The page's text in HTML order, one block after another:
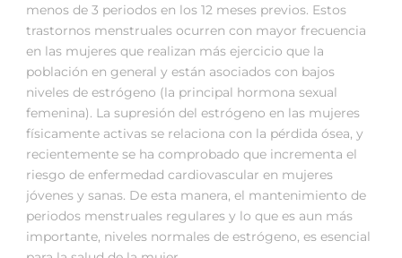
menos de 3 periodos en los 12 meses previos. Estos
trastornos menstruales ocurren con mayor frecuencia
en las mujeres que realizan más ejercicio que la
población en general y están asociados con bajos
niveles de estrógeno (la principal hormona sexual
femenina). La supresión del estrógeno en las mujeres
físicamente activas se relaciona con la pérdida ósea, y
recientemente se ha comprobado que incrementa el
riesgo de enfermedad cardiovascular en mujeres
jóvenes y sanas. De esta manera, el mantenimiento de
periodos menstruales regulares y lo que es aun más
importante, niveles normales de estrógeno, es esencial